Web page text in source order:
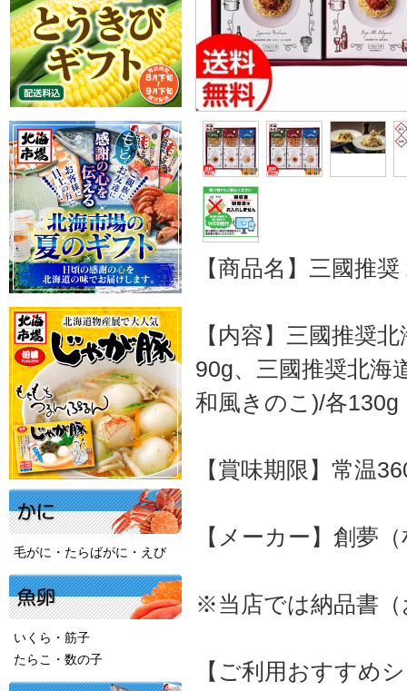
【商品名】三國推
【内容】三國推奨
90g、三國推奨北海
和風きのこ)/各130g
【賞味期限】常温
【メーカー】創夢
※当店では納品書（
【ご利用おすすめ
毛がに・たらばがに・えび
いくら・筋子
たらこ・数の子